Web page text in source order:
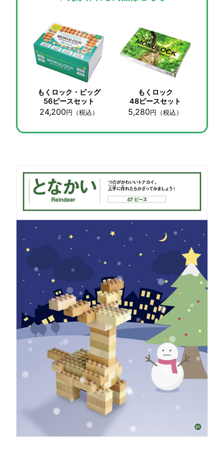
もくロック・ビッグ
56ピースセット
24,200円 （税込）
もくロック
48ピースセット
5,280円 （税込）